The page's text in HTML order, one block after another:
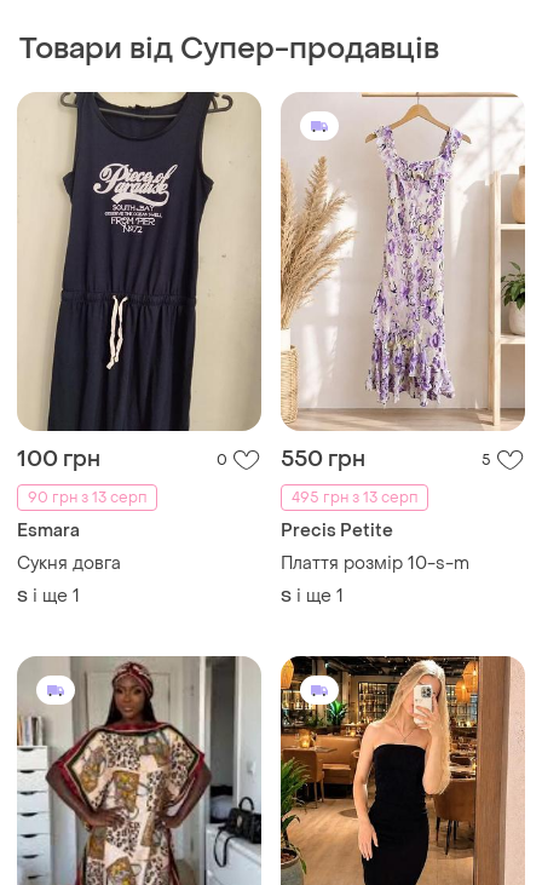
Товари від Супер-продавців
100 грн
0
90 грн з 13 серп
Esmara
Сукня довга
S і ще 1
550 грн
5
495 грн з 13 серп
Precis Petite
Плаття розмір 10-s-m
S і ще 1